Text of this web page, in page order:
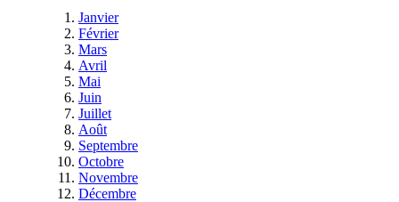
Janvier
Février
Mars
Avril
Mai
Juin
Juillet
Août
Septembre
Octobre
Novembre
Décembre